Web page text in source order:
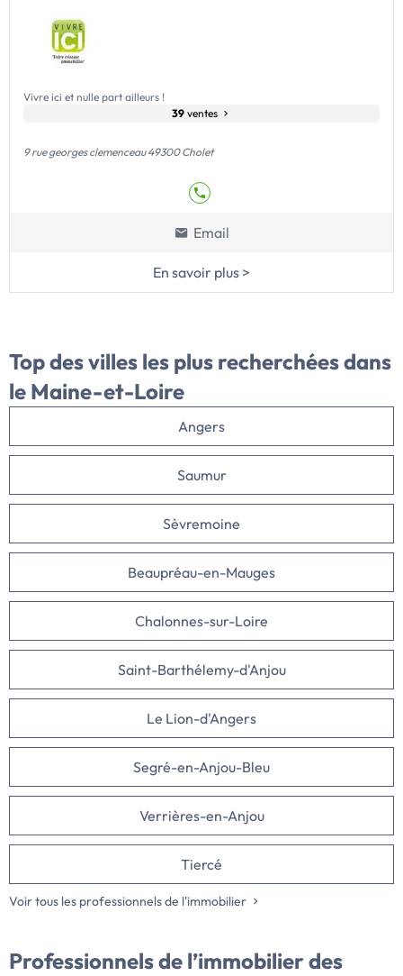
Vivre ici et nulle part ailleurs !
39 ventes
9 rue georges clemenceau 49300 Cholet
Email
En savoir plus >
Top des villes les plus recherchées dans
le Maine-et-Loire
Angers
Saumur
Sèvremoine
Beaupréau-en-Mauges
Chalonnes-sur-Loire
Saint-Barthélemy-d'Anjou
Le Lion-d'Angers
Segré-en-Anjou-Bleu
Verrières-en-Anjou
Tiercé
Voir tous les professionnels de l'immobilier
Professionnels de l’immobilier des